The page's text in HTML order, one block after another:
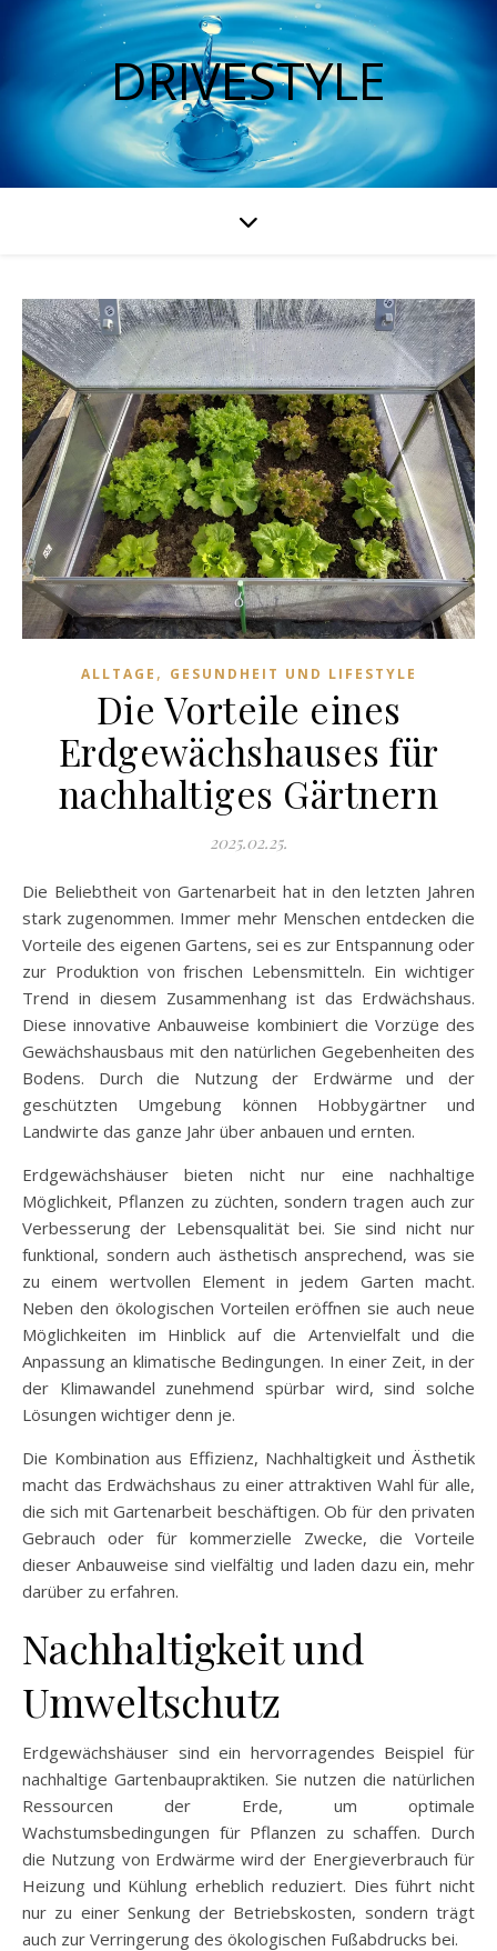
DRIVESTYLE
ALLTAGE , GESUNDHEIT UND LIFESTYLE
Die Vorteile eines
Erdgewächshauses für
nachhaltiges Gärtnern
2025.02.25.
Die Beliebtheit von Gartenarbeit hat in den letzten Jahren
stark zugenommen. Immer mehr Menschen entdecken die
Vorteile des eigenen Gartens, sei es zur Entspannung oder
zur Produktion von frischen Lebensmitteln. Ein wichtiger
Trend in diesem Zusammenhang ist das Erdwächshaus.
Diese innovative Anbauweise kombiniert die Vorzüge des
Gewächshausbaus mit den natürlichen Gegebenheiten des
Bodens. Durch die Nutzung der Erdwärme und der
geschützten Umgebung können Hobbygärtner und
Landwirte das ganze Jahr über anbauen und ernten.
Erdgewächshäuser bieten nicht nur eine nachhaltige
Möglichkeit, Pflanzen zu züchten, sondern tragen auch zur
Verbesserung der Lebensqualität bei. Sie sind nicht nur
funktional, sondern auch ästhetisch ansprechend, was sie
zu einem wertvollen Element in jedem Garten macht.
Neben den ökologischen Vorteilen eröffnen sie auch neue
Möglichkeiten im Hinblick auf die Artenvielfalt und die
Anpassung an klimatische Bedingungen. In einer Zeit, in der
der Klimawandel zunehmend spürbar wird, sind solche
Lösungen wichtiger denn je.
Die Kombination aus Effizienz, Nachhaltigkeit und Ästhetik
macht das Erdwächshaus zu einer attraktiven Wahl für alle,
die sich mit Gartenarbeit beschäftigen. Ob für den privaten
Gebrauch oder für kommerzielle Zwecke, die Vorteile
dieser Anbauweise sind vielfältig und laden dazu ein, mehr
darüber zu erfahren.
Nachhaltigkeit und
Umweltschutz
Erdgewächshäuser sind ein hervorragendes Beispiel für
nachhaltige Gartenbaupraktiken. Sie nutzen die natürlichen
Ressourcen der Erde, um optimale
Wachstumsbedingungen für Pflanzen zu schaffen. Durch
die Nutzung von Erdwärme wird der Energieverbrauch für
Heizung und Kühlung erheblich reduziert. Dies führt nicht
nur zu einer Senkung der Betriebskosten, sondern trägt
auch zur Verringerung des ökologischen Fußabdrucks bei.